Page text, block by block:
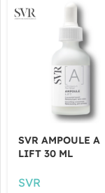
SVR AMPOULE A
LIFT 30 ML
SVR